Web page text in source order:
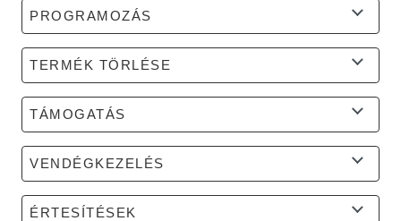
PROGRAMOZÁS
TERMÉK TÖRLÉSE
TÁMOGATÁS
VENDÉGKEZELÉS
ÉRTESÍTÉSEK